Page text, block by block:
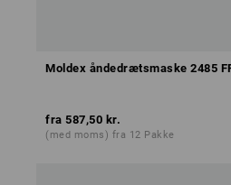
Moldex åndedrætsmaske 2485
fra 587,50 kr.
(med moms) fra 12 Pakke